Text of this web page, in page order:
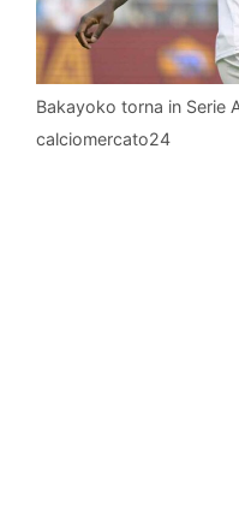
Bakayoko torna in Serie
calciomercato24